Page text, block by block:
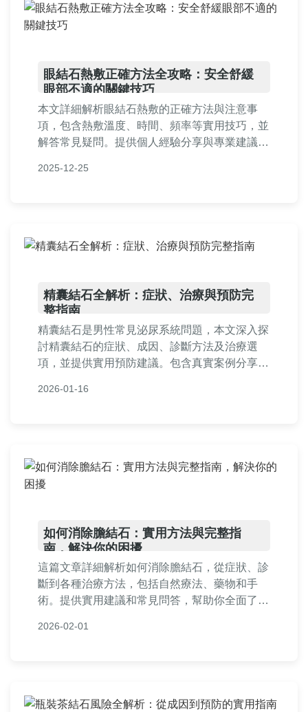
眼結石熱敷正確方法全攻略：安全舒緩
眼部不適的關鍵技巧
本文詳細解析眼結石熱敷的正確方法與注意事
項，包含熱敷溫度、時間、頻率等實用技巧，並
解答常見疑問。提供個人經驗分享與專業建議，
反效果。
2025-12-25
精囊結石全解析：症狀、治療與預防完
整指南
精囊結石是男性常見泌尿系統問題，本文深入探
討精囊結石的症狀、成因、診斷方法及治療選
項，並提供實用預防建議。包含真實案例分享與
並做出正確決策。
2026-01-16
如何消除膽結石：實用方法與完整指
南，解決你的困擾
這篇文章詳細解析如何消除膽結石，從症狀、診
斷到各種治療方法，包括自然療法、藥物和手
術。提供實用建議和常見問答，幫助你全面了解
識和個人經驗，確保實用性和可靠性。
2026-02-01